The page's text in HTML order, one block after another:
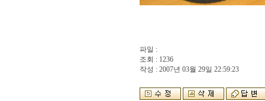
파일 :
조회 : 1236
작성 : 2007년 03월 29일 22:59:23